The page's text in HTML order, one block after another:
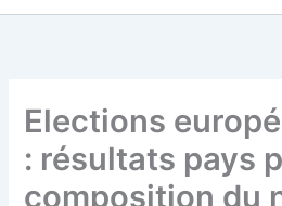
Elections
: résultats pays
composition du